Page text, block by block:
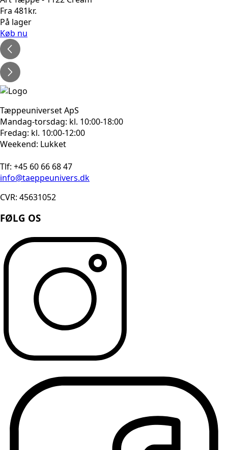
Fra 481kr.
På lager
Køb nu
Tæppeuniverset ApS
Mandag-torsdag: kl. 10:00-18:00
Fredag: kl. 10:00-12:00
Weekend: Lukket
Tlf: +45 60 66 68 47
info@taeppeunivers.dk
CVR: 45631052
FØLG OS